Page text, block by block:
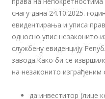
снагу дана 24.10.2025.
евидентирања и уписа
односно упис незаконито
службену евиденцију
завода.Како би се
на незаконито изграђеним
да инвеститор (лице